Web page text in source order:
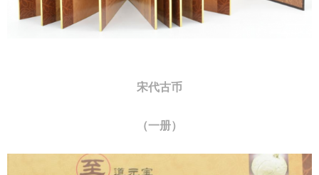
宋代古币
（一册）